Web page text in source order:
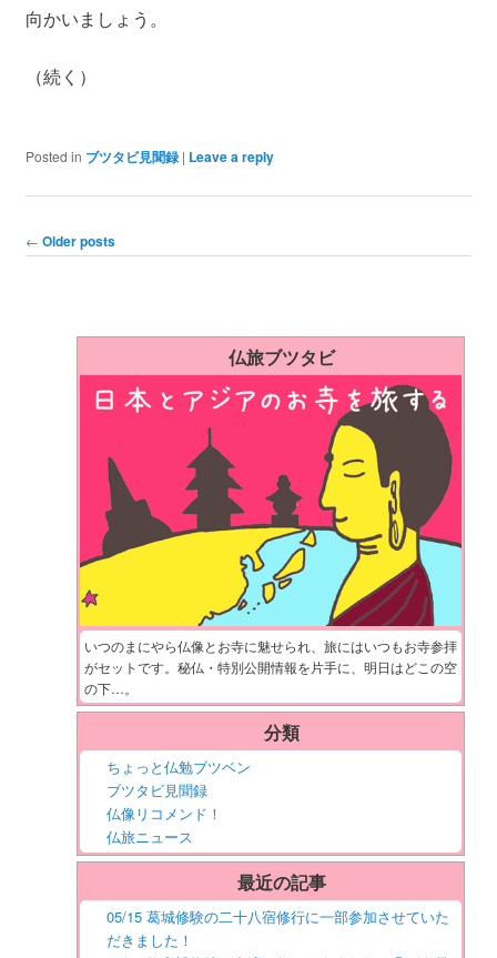
向かいましょう。
（続く）
Posted in ブツタビ見聞録 | Leave a reply
Post navigation
← Older posts
仏旅ブツタビ
いつのまにやら仏像とお寺に魅せられ、旅にはいつもお寺参拝
がセットです。秘仏・特別公開情報を片手に、明日はどこの空
の下…。
分類
ちょっと仏勉ブツベン
ブツタビ見聞録
仏像リコメンド！
仏旅ニュース
最近の記事
05/15 葛城修験の二十八宿修行に一部参加させていた
だきました！